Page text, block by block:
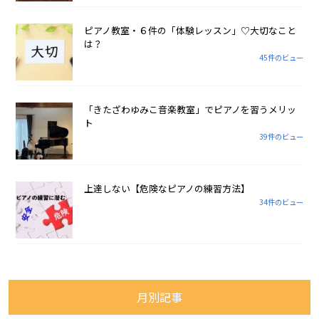
ピアノ教室・６件の「体験レッスン」♡大切なこと
は？
45件のビュー
「きたざわゆみこ音楽教室」でピアノを習うメリッ
ト
39件のビュー
上達しない【危険なピアノの練習方法】
34件のビュー
月別記事